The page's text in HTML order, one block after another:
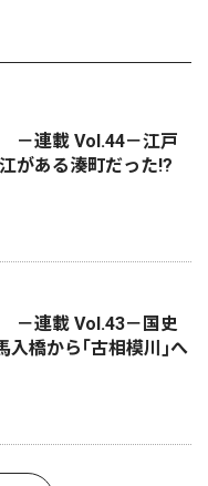
－連載 Vol.44－江戸
がある湊町だった!?
－連載 Vol.43－国史
入橋から｢古相模川｣へ